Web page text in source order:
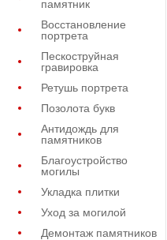
памятник
Восстановление
портрета
Пескоструйная
гравировка
Ретушь портрета
Позолота букв
Антидождь для
памятников
Благоустройство
могилы
Укладка плитки
Уход за могилой
Демонтаж памятников